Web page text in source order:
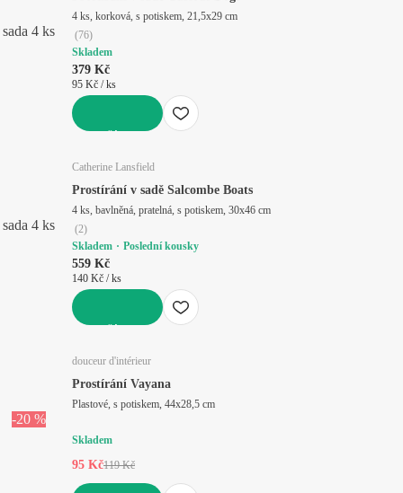
sada 4 ks
4 ks, korková, s potiskem, 21,5x29 cm
(76)
Skladem
379 Kč
95 Kč / ks
sada 4 ks
Catherine Lansfield
Prostírání v sadě Salcombe Boats
4 ks, bavlněná, pratelná, s potiskem, 30x46 cm
(2)
Skladem
Poslední kousky
559 Kč
140 Kč / ks
-20 %
douceur d'intérieur
Prostírání Vayana
Plastové, s potiskem, 44x28,5 cm
Skladem
95 Kč119 Kč